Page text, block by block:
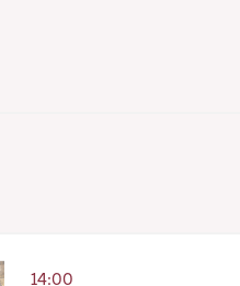
14:00